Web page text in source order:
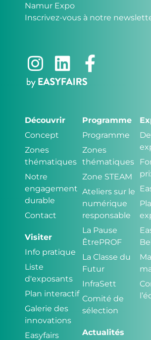
Namur Expo
Inscrivez-vous à notre
Découvrir
Concept
Zones
thématiques
Notre
engagement
durable
Contact
Visiter
Info pratique
Liste
d'exposants
Plan interactif
Galerie des
innovations
Easyfairs
Programme
Programme
Zones
thématiques
Zone STEAM
Ateliers sur le
numérique
responsable
La Pause
ÊtrePROF
La Classe du
Futur
InfraSett
Comité de
sélection
Actualités